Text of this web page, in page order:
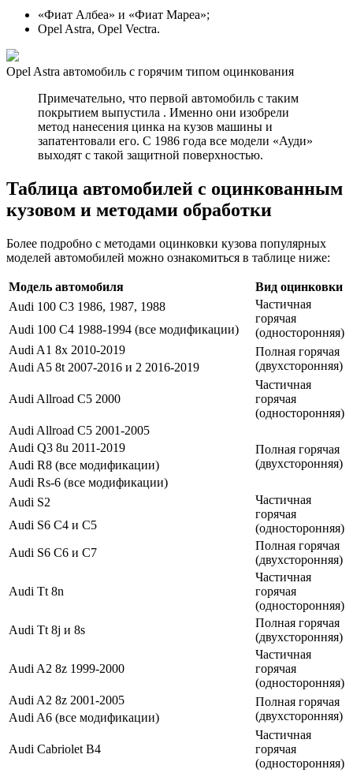
«Фиат Албеа» и «Фиат Мареа»;
Opel Astra, Opel Vectra.
Opel Astra автомобиль с горячим типом оцинкования
Примечательно, что первой автомобиль с таким
покрытием выпустила . Именно они изобрели
метод нанесения цинка на кузов машины и
запатентовали его. С 1986 года все модели «Ауди»
выходят с такой защитной поверхностью.
Таблица автомобилей с оцинкованным
кузовом и методами обработки
Более подробно с методами оцинковки кузова популярных
моделей автомобилей можно ознакомиться в таблице ниже:
Модель автомобиля
Вид оцинковки
Audi 100 C3 1986, 1987, 1988
Частичная
горячая
(односторонняя)
Audi 100 C4 1988-1994 (все модификации)
Audi A1 8x 2010-2019
Полная горячая
(двухсторонняя)
Audi A5 8t 2007-2016 и 2 2016-2019
Audi Allroad C5 2000
Частичная
горячая
(односторонняя)
Audi Allroad C5 2001-2005
Полная горячая
(двухсторонняя)
Audi Q3 8u 2011-2019
Audi R8 (все модификации)
Audi Rs-6 (все модификации)
Audi S2
Частичная
горячая
(односторонняя)
Audi S6 C4 и C5
Audi S6 C6 и C7
Полная горячая
(двухсторонняя)
Audi Tt 8n
Частичная
горячая
(односторонняя)
Audi Tt 8j и 8s
Полная горячая
(двухсторонняя)
Audi A2 8z 1999-2000
Частичная
горячая
(односторонняя)
Audi A2 8z 2001-2005
Полная горячая
(двухсторонняя)
Audi A6 (все модификации)
Audi Cabriolet B4
Частичная
горячая
(односторонняя)